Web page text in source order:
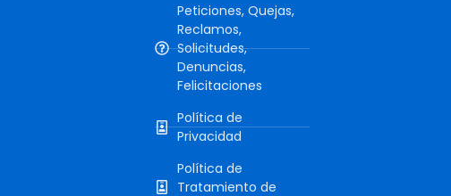
Peticiones, Quejas,
Reclamos,
Solicitudes,
Denuncias,
Felicitaciones
Política de
Privacidad
Política de
Tratamiento de